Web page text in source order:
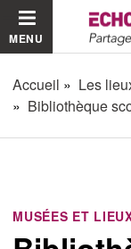
MENU
Accueil
Les
Bibliothèque
MUSÉES ET